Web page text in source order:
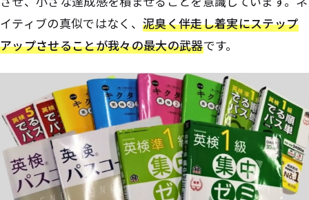
イティブの真似ではなく、泥臭く伴走し着実にステップ
アップさせることが我々の最大の武器です。